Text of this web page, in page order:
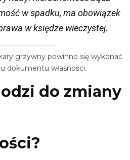
w spadku, ma obowiązek
w księdze wieczystej.
grzywny powinno się wykonać
dokumentu własności.
do zmiany